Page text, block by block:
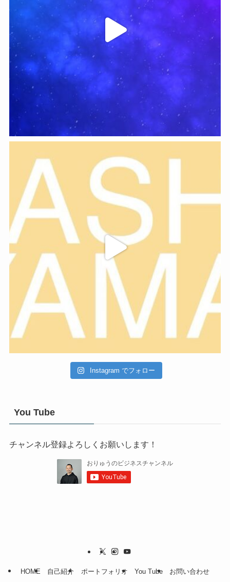
Instagram でフォロー
You Tube
チャンネル登録よろしくお願いします！
HOME 自己紹介 ポートフォリオ You Tube お問い合わせ